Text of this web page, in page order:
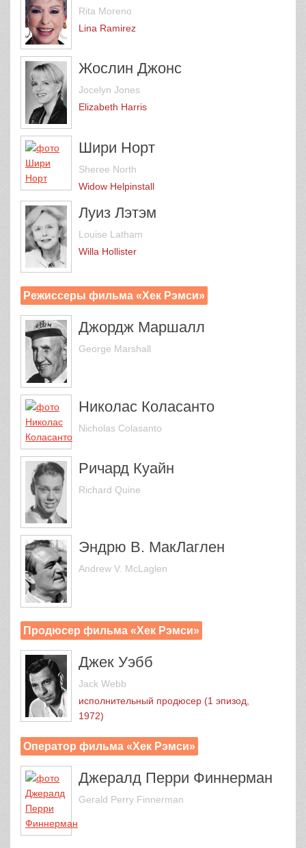
Rita Moreno
Lina Ramirez
Жослин Джонс
Jocelyn Jones
Elizabeth Harris
Шири Норт
Sheree North
Widow Helpinstall
Луиз Лэтэм
Louise Latham
Willa Hollister
Режиссеры фильма «Хек Рэмси»
Джордж Маршалл
George Marshall
Николас Коласанто
Nicholas Colasanto
Ричард Куайн
Richard Quine
Эндрю В. МакЛаглен
Andrew V. McLaglen
Продюсер фильма «Хек Рэмси»
Джек Уэбб
Jack Webb
исполнительный продюсер (1 эпизод,
1972)
Оператор фильма «Хек Рэмси»
Джералд Перри Финнерман
Gerald Perry Finnerman